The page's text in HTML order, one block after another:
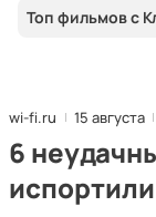
Топ фильмов с
wi-fi.ru 15 августа
6